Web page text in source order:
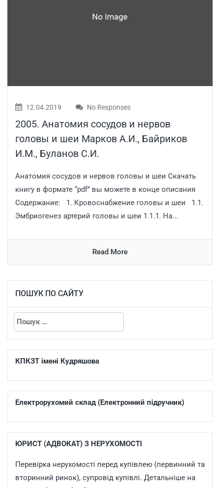
12.04.2019 No Responses
2005. Анатомия сосудов и нервов
головы и шеи Марков А.И., Байриков
И.М., Буланов С.И.
Анатомия сосудов и нервов головы и шеи Скачать
книгу в формате “pdf” вы можете в конце описания
Содержание: 1. Кровоснабжение головы и шеи 1.1.
Эмбриогенез артерий головы и шеи 1.1.1. На...
Read More
ПОШУК ПО САЙТУ
КПКЗТ імені Кудряшова
Електрорухомий склад (Електронний підручник)
ЮРИСТ (АДВОКАТ) З НЕРУХОМОСТІ
Перевірка нерухомості перед купівлею (первинний та
вторинний ринок), супровід купівлі. Детальніше на